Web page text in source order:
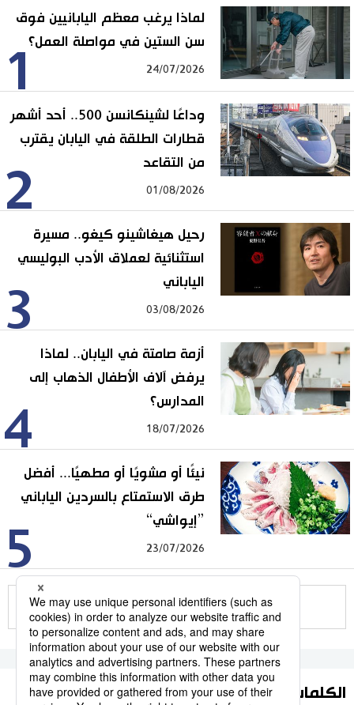
1
لماذا يرغب معظم اليابانيين فوق
سن الستين في مواصلة العمل؟
24/07/2026
2
وداعًا لشينكانسن 500.. أحد أشهر
قطارات الطلقة في اليابان يقترب
من التقاعد
01/08/2026
3
رحيل هيغاشينو كيغو.. مسيرة
استثنائية لعملاق الأدب البوليسي
الياباني
03/08/2026
4
أزمة صامتة في اليابان.. لماذا
يرفض آلاف الأطفال الذهاب إلى
المدارس؟
18/07/2026
5
نيئًا أو مشويًا أو مطهيًا... أفضل
طرق الاستمتاع بالسردين الياباني
”إيواشي“
23/07/2026
للمزيد
الكلمات الأكثر بحثا